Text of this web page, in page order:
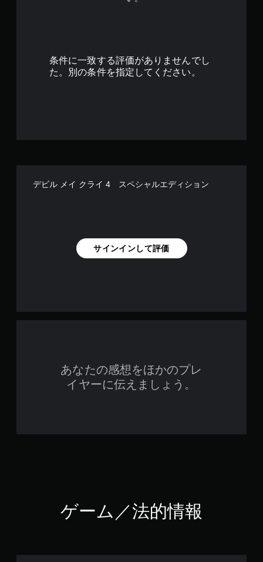
す
条件に一致する評価がありませんでし
た。別の条件を指定してください。
デビル メイ クライ 4 スペシャルエディション
サインインして評価
あなたの感想をほかのプレ
イヤーに伝えましょう。
ゲーム／法的情報